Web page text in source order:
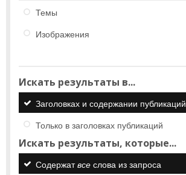
Темы
Изображения
Искать результаты в...
Заголовках и содержании публикаций
Только в заголовках публикаций
Искать результаты, которые...
Содержатвсе слова из запроса